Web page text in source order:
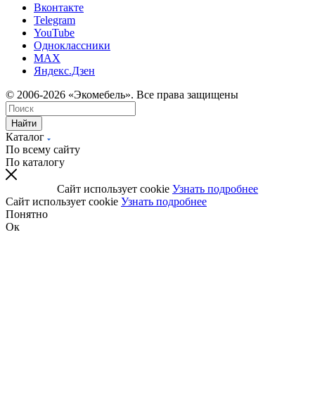
Вконтакте
Telegram
YouTube
Одноклассники
MAX
Яндекс.Дзен
© 2006-2026 «Экомебель». Все права защищены
Найти
Каталог
По всему сайту
По каталогу
Сайт использует cookie Узнать подробнее
Сайт использует cookie Узнать подробнее
Понятно
Ок